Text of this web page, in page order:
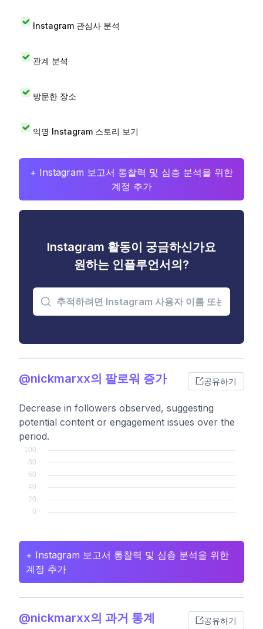
Instagram 관심사 분석
관계 분석
방문한 장소
익명 Instagram 스토리 보기
+ Instagram 보고서 통찰력 및 심층 분석을 위한
계정 추가
Instagram 활동이 궁금하신가요
원하는 인플루언서의?
@nickmarxx의 팔로워 증가 공유하기
Decrease in followers observed, suggesting
potential content or engagement issues over the
period.
+ Instagram 보고서 통찰력 및 심층 분석을 위한
계정 추가
@nickmarxx의 과거 통계 공유하기